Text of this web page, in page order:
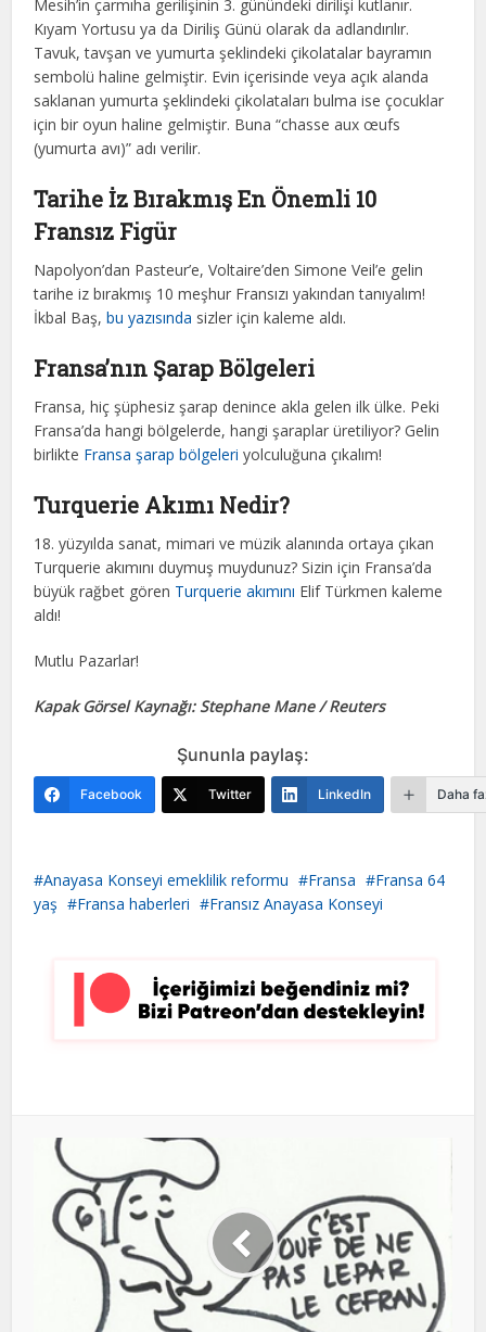
Mesih’in çarmıha gerilişinin 3. günündeki dirilişi kutlanır.
Kıyam Yortusu ya da Diriliş Günü olarak da adlandırılır.
Tavuk, tavşan ve yumurta şeklindeki çikolatalar bayramın
sembolü haline gelmiştir. Evin içerisinde veya açık alanda
saklanan yumurta şeklindeki çikolataları bulma ise çocuklar
için bir oyun haline gelmiştir. Buna “chasse aux œufs
(yumurta avı)” adı verilir.
Tarihe İz Bırakmış En Önemli 10
Fransız Figür
Napolyon’dan Pasteur’e, Voltaire’den Simone Veil’e gelin
tarihe iz bırakmış 10 meşhur Fransızı yakından tanıyalım!
İkbal Baş,bu yazısında sizler için kaleme aldı.
Fransa’nın Şarap Bölgeleri
Fransa, hiç şüphesiz şarap denince akla gelen ilk ülke. Peki
Fransa’da hangi bölgelerde, hangi şaraplar üretiliyor? Gelin
birlikte Fransa şarap bölgeleriyolculuğuna çıkalım!
Turquerie Akımı Nedir?
18. yüzyılda sanat, mimari ve müzik alanında ortaya çıkan
Turquerie akımını duymuş muydunuz? Sizin için Fransa’da
büyük rağbet gören Turquerie akımını Elif Türkmen kaleme
aldı!
Mutlu Pazarlar!
Kapak Görsel Kaynağı: Stephane Mane / Reuters
Şununla paylaş:
Facebook Twitter LinkedIn Daha
Anayasa Konseyi emeklilik reformu Fransa
Fransa 64
yaş
Fransa haberleri Fransız Anayasa Konseyi